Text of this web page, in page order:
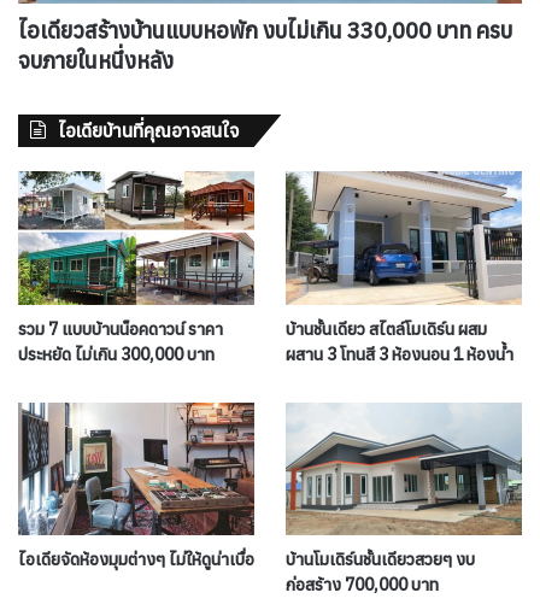
ไอเดียวสร้างบ้านแบบหอพัก งบไม่เกิน 330,000 บาท ครบ
จบภายในหนึ่งหลัง
ไอเดียบ้านที่คุณอาจสนใจ
รวม 7 แบบบ้านน็อคดาวน์ ราคา
ประหยัด ไม่เกิน 300,000 บาท
บ้านชั้นเดียว สไตล์โมเดิร์น ผสม
ผสาน 3 โทนสี 3 ห้องนอน 1 ห้องน้ำ
ไอเดียจัดห้องมุมต่างๆ ไม่ให้ดูน่าเบื่อ
บ้านโมเดิร์นชั้นเดียวสวยๆ งบ
ก่อสร้าง 700,000 บาท